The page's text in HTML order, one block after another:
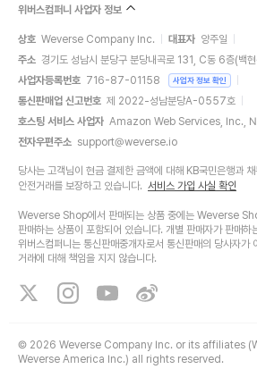
위버스컴퍼니 사업자 정보
상호 Weverse Company Inc. 대표자 양주일
주소 경기도 성남시 분당구 분당내곡로 131, C동 6층(백
사업자등록번호 716-87-01158 사업자 정보 확인
통신판매업 신고번호 제 2022-성남분당A-0557호
호스팅 서비스 사업자 Amazon Web Services, Inc.,
전자우편주소 support@weverse.io
당사는 고객님이 현금 결제한 금액에 대해 KB국민은행과
안전거래를 보장하고 있습니다. 서비스 가입 사실 확인
Weverse Shop에서 판매되는 상품 중에는 Weverse
판매하는 상품이 포함되어 있습니다. 개별 판매자가 판매하
위버스컴퍼니는 통신판매중개자로서 통신판매의 당사자가
거래에 대해 책임을 지지 않습니다.
© 2026 Weverse Company Inc. or its affiliates
Weverse America Inc.) all rights reserved.